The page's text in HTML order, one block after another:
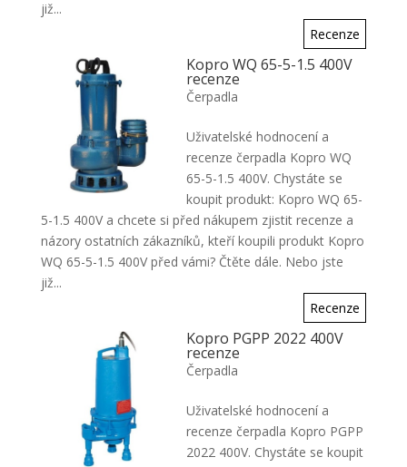
již...
Recenze
Kopro WQ 65-5-1.5 400V
recenze
Čerpadla
Uživatelské hodnocení a
recenze čerpadla Kopro WQ
65-5-1.5 400V. Chystáte se
koupit produkt: Kopro WQ 65-
5-1.5 400V a chcete si před nákupem zjistit recenze a
názory ostatních zákazníků, kteří koupili produkt Kopro
WQ 65-5-1.5 400V před vámi? Čtěte dále. Nebo jste
již...
Recenze
Kopro PGPP 2022 400V
recenze
Čerpadla
Uživatelské hodnocení a
recenze čerpadla Kopro PGPP
2022 400V. Chystáte se koupit